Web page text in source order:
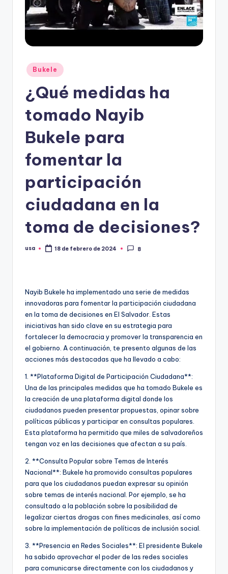
Publicado
en
Bukele
¿Qué medidas ha
tomado Nayib
Bukele para
fomentar la
participación
ciudadana en la
toma de decisiones?
Publicado
usa 18 de febrero de 2024 8
Nayib Bukele ha implementado una serie de medidas
innovadoras para fomentar la participación ciudadana
en la toma de decisiones en El Salvador. Estas
iniciativas han sido clave en su estrategia para
fortalecer la democracia y promover la transparencia en
el gobierno. A continuación, te presento algunas de las
acciones más destacadas que ha llevado a cabo:
1. **Plataforma Digital de Participación Ciudadana**:
Una de las principales medidas que ha tomado Bukele es
la creación de una plataforma digital donde los
ciudadanos pueden presentar propuestas, opinar sobre
políticas públicas y participar en consultas populares.
Esta plataforma ha permitido que miles de salvadoreños
tengan voz en las decisiones que afectan a su país.
2. **Consulta Popular sobre Temas de Interés
Nacional**: Bukele ha promovido consultas populares
para que los ciudadanos puedan expresar su opinión
sobre temas de interés nacional. Por ejemplo, se ha
consultado a la población sobre la posibilidad de
legalizar ciertas drogas con fines medicinales, así como
sobre la implementación de políticas de inclusión social.
3. **Presencia en Redes Sociales**: El presidente Bukele
ha sabido aprovechar el poder de las redes sociales
para comunicarse directamente con los ciudadanos y